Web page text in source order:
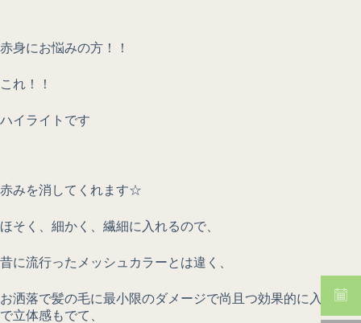
赤身にお悩みの方！！
これ！！
ハイライトです
赤みを消してくれます☆
ほそく、細かく、繊細に入れるので、
昔に流行ったメッシュカラーとは違く、
お洒落で髪の毛に最小限のダメージで尚且つ効果的に入れるの
で立体感もでて、